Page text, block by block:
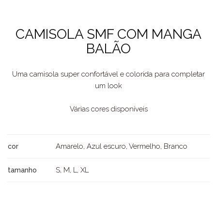
CAMISOLA SMF COM MANGA
BALÃO
Uma camisola super confortável e colorida para completar
um look
Várias cores disponíveis
cor Amarelo, Azul escuro, Vermelho, Branco
tamanho S, M, L, XL